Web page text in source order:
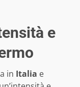
e
in Italia e